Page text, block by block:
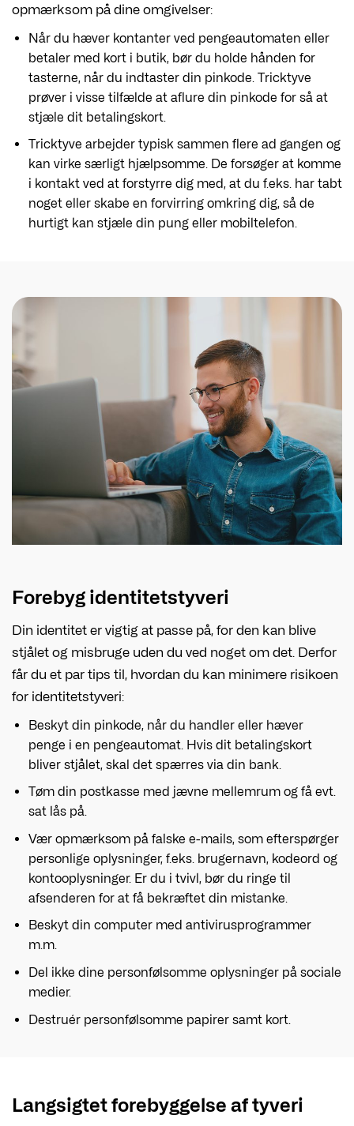
opmærksom på dine omgivelser:
Når du hæver kontanter ved pengeautomaten eller
betaler med kort i butik, bør du holde hånden for
tasterne, når du indtaster din pinkode. Tricktyve
prøver i visse tilfælde at aflure din pinkode for så at
stjæle dit betalingskort.
Tricktyve arbejder typisk sammen flere ad gangen og
kan virke særligt hjælpsomme. De forsøger at komme
i kontakt ved at forstyrre dig med, at du f.eks. har tabt
noget eller skabe en forvirring omkring dig, så de
hurtigt kan stjæle din pung eller mobiltelefon.
Forebyg identitetstyveri
Din identitet er vigtig at passe på, for den kan blive
stjålet og misbruge uden du ved noget om det. Derfor
får du et par tips til, hvordan du kan minimere risikoen
for identitetstyveri:
Beskyt din pinkode, når du handler eller hæver
penge i en pengeautomat. Hvis dit betalingskort
bliver stjålet, skal det spærres via din bank.
Tøm din postkasse med jævne mellemrum og få evt.
sat lås på.
Vær opmærksom på falske e-mails, som efterspørger
personlige oplysninger, f.eks. brugernavn, kodeord og
kontooplysninger. Er du i tvivl, bør du ringe til
afsenderen for at få bekræftet din mistanke.
Beskyt din computer med antivirusprogrammer
m.m.
Del ikke dine personfølsomme oplysninger på sociale
medier.
Destruér personfølsomme papirer samt kort.
Langsigtet forebyggelse af tyveri